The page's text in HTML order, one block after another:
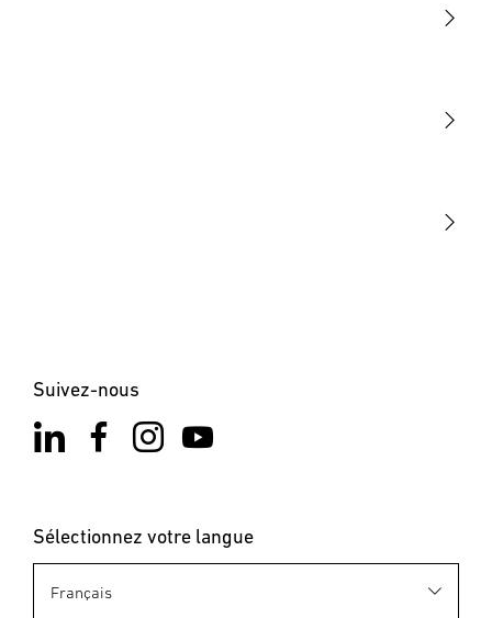
Suivez-nous
Sélectionnez votre langue